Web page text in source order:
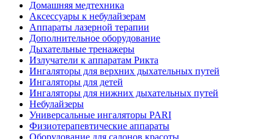
Домашняя медтехника
Аксессуары к небулайзерам
Аппараты лазерной терапии
Дополнительное оборудование
Дыхательные тренажеры
Излучатели к аппаратам Рикта
Ингаляторы для верхних дыхательных путей
Ингаляторы для детей
Ингаляторы для нижних дыхательных путей
Небулайзеры
Универсальные ингаляторы PARI
Физиотерапевтические аппараты
Оборудование для салонов красоты